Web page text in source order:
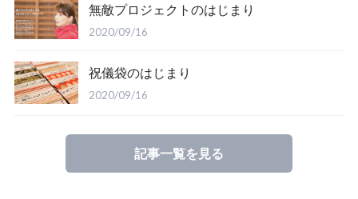
無敵プロジェクトのはじまり
2020/09/16
祝儀袋のはじまり
2020/09/16
記事一覧を見る